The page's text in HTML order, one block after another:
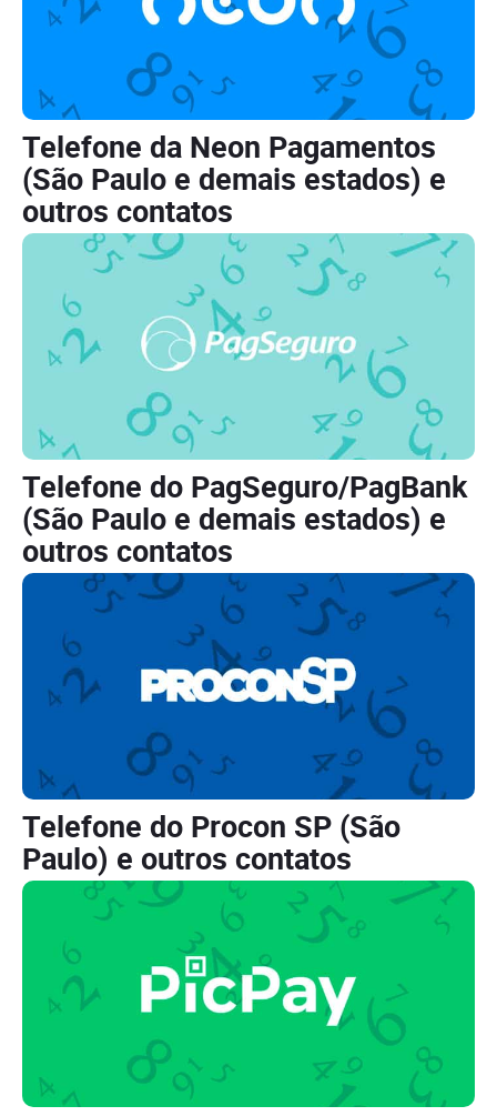
Telefone da Neon Pagamentos
(São Paulo e demais estados) e
outros contatos
Telefone do PagSeguro/PagBank
(São Paulo e demais estados) e
outros contatos
Telefone do Procon SP (São
Paulo) e outros contatos